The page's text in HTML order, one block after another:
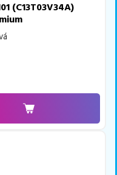
(C13T03V34A)